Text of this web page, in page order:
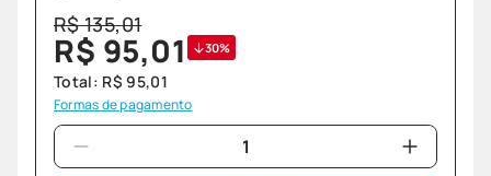
R$135,01
R$ 95,01 30%
Total: R$ 95,01
Formas de pagamento